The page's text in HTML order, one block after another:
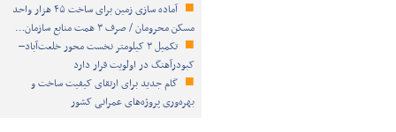
آماده سازی زمین برای ساخت ۴۵ هزار واحد
مسکن محرومان / صرف ۳ همت منابع سازمان…
تکمیل ۳ کیلومتر نخست محور خلعت‌آباد–
کبودرآهنگ در اولویت قرار دارد
گام جدید برای ارتقای کیفیت ساخت و
بهره‌وری پروژه‌های عمرانی کشور